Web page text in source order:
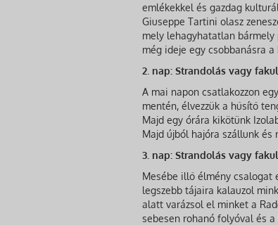
emlékekkel és gazdag
Giuseppe Tartini olasz
mely lehagyhatatlan
még ideje egy csobbanásra a
2. nap: Strandolás vagy
A mai napon csatlakozzon
mentén, élvezzük a hűsítő
Majd egy órára kikötünk
Majd újból hajóra szállunk és
3. nap: Strandolás vagy
Mesébe illő élmény csalogat
legszebb tájaira kalauzol
alatt varázsol el minket a
sebesen rohanó folyóval és